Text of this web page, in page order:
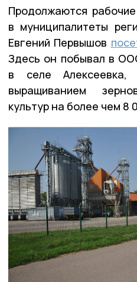
Продолжаются
в муниципалитеты
Евгений Первышов
Здесь он побывал в
в селе Алексеевка,
выращиванием
культур на более чем 8